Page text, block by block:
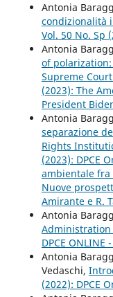
Antonia
condizionalità
Vol. 50 No. Sp
Antonia
of polarization:
Supreme
(2023): The
President
Antonia
separazione
Rights
(2023): DPCE
ambientale fra
Nuove
Amirante e R.
Antonia
Administration
DPCE ONLINE
Antonia
Vedaschi,
(2022): DPCE